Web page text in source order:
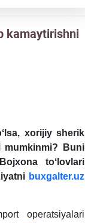
kamaytirishni
хorijiy sherik
mumkinmi? Buni
toʻlovlari
buxgalter.uz
operatsiyalari